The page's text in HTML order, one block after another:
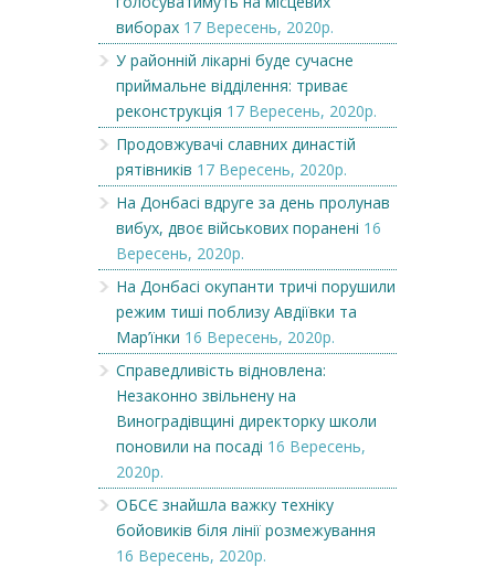
виборах 17 Вересень, 2020р.
У районній лікарні буде сучасне
приймальне відділення: триває
реконструкція 17 Вересень, 2020р.
Продовжувачі славних династій
рятівників 17 Вересень, 2020р.
На Донбасі вдруге за день пролунав
вибух, двоє військових поранені 16
Вересень, 2020р.
На Донбасі окупанти тричі порушили
режим тиші поблизу Авдіївки та
Мар’їнки 16 Вересень, 2020р.
Справедливість відновлена:
Незаконно звільнену на
Виноградівщині директорку школи
поновили на посаді 16 Вересень,
2020р.
ОБСЄ знайшла важку техніку
бойовиків біля лінії розмежування
16 Вересень, 2020р.